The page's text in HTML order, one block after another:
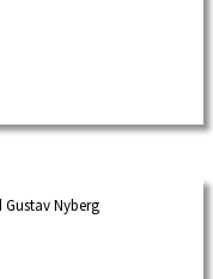
Gustav Nyberg